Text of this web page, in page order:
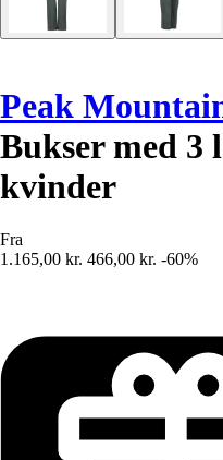
Peak
Bukser med 3
kvinder
Fra
1.165,00 kr. 466,00 kr. -60%